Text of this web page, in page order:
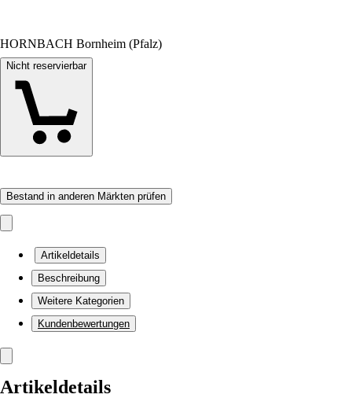
HORNBACH Bornheim (Pfalz)
Nicht reservierbar
Bestand in anderen Märkten prüfen
Artikeldetails
Beschreibung
Weitere Kategorien
Kundenbewertungen
Artikeldetails